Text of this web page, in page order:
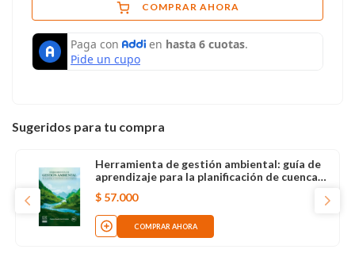
COMPRAR AHORA
Sugeridos para tu compra
Herramienta de gestión ambiental: guía de
aprendizaje para la planificación de cuencas
hidrográficas
$ 57.000
COMPRAR AHORA